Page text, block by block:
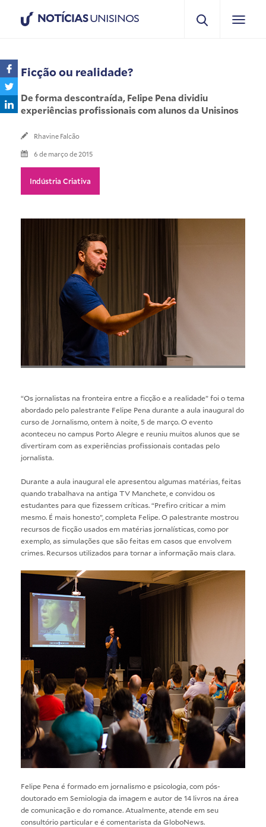
NOTÍCIASUNISINOS
Ficção ou realidade?
De forma descontraída, Felipe Pena dividiu
experiências profissionais com alunos da Unisinos
Rhavine Falcão
6 de março de 2015
Indústria Criativa
“Os jornalistas na fronteira entre a ficção e a realidade” foi o tema
abordado pelo palestrante Felipe Pena durante a aula inaugural do
curso de Jornalismo , ontem à noite, 5 de março. O evento
aconteceu no campus Porto Alegre e reuniu muitos alunos que se
divertiram com as experiências profissionais contadas pelo
jornalista.
Durante a aula inaugural ele apresentou algumas matérias, feitas
quando trabalhava na antiga TV Manchete, e convidou os
estudantes para que fizessem críticas. “Prefiro criticar a mim
mesmo. É mais honesto”, completa Felipe. O palestrante mostrou
recursos de ficção usados em matérias jornalísticas, como por
exemplo, as simulações que são feitas em casos que envolvem
crimes. Recursos utilizados para tornar a informação mais clara.
Felipe Pena é formado em jornalismo e psicologia, com pós-
doutorado em Semiologia da imagem e autor de 14 livros na área
de comunicação e do romance. Atualmente, atende em seu
consultório particular e é comentarista da GloboNews.